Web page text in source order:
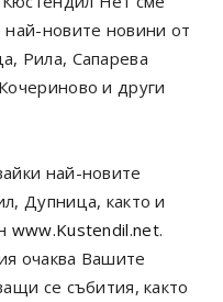
най-новите новини от
Рила, Сапарева
и други
най-новите
Дупница, както и
www.Kustendil.net.
очаква Вашите
се събития, както